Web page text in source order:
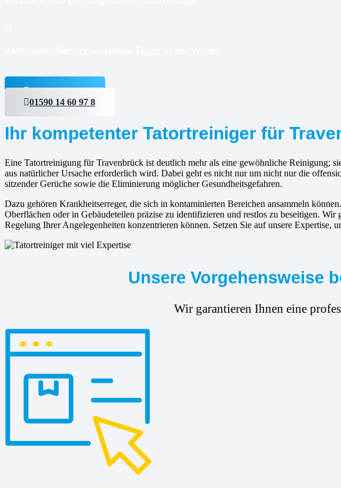
Jetzt anfragen
01590 14 60 97 8
Ihr kompetenter Tatortreiniger für
Eine Tatortreinigung für Travenbrück ist deutlich mehr als eine gewöhnliche Reinigung;
aus natürlicher Ursache erforderlich wird. Dabei geht es nicht nur um nicht nur die
sitzender Gerüche sowie die Eliminierung möglicher Gesundheitsgefahren.
Dazu gehören Krankheitserreger, die sich in kontaminierten Bereichen ansammeln
Oberflächen oder in Gebäudeteilen präzise zu identifizieren und restlos zu beseitigen. Wir
Regelung Ihrer Angelegenheiten konzentrieren können. Setzen Sie auf unsere Expertise,
Unsere Vorgehensweise
Wir garantieren Ihnen eine